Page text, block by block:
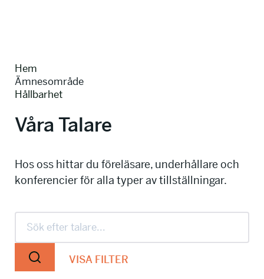
Kontakt
08-38 15 15
info@talkingminds.se
Hem
Ämnesområde
Hållbarhet
Våra Talare
Hos oss hittar du föreläsare, underhållare och
konferencier för alla typer av tillställningar.
VISA FILTER